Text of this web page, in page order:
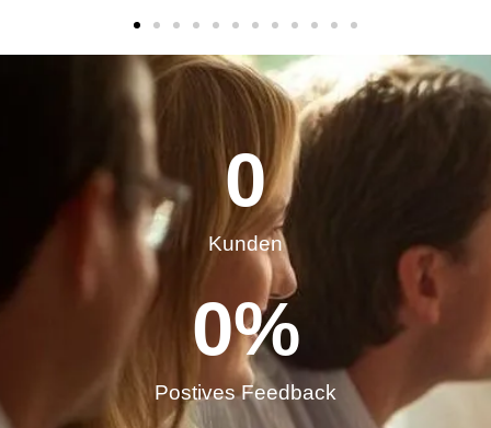
Kunden
0
Postives Feedback
0%